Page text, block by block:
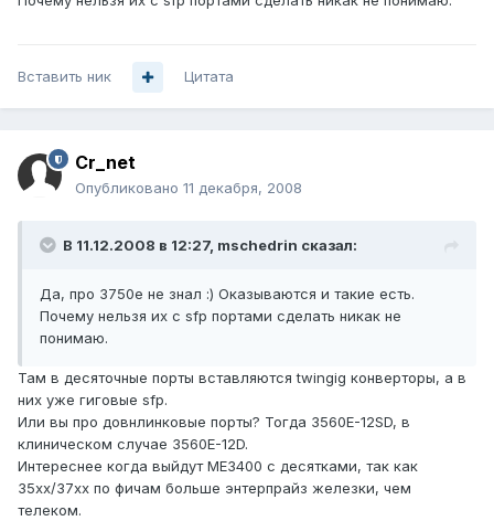
Вставить ник Цитата
Cr_net
Опубликовано 11 декабря, 2008
В 11.12.2008 в 12:27, mschedrin сказал:
Да, про 3750е не знал :) Оказываются и такие есть.
Почему нельзя их с sfp портами сделать никак не
понимаю.
Там в десяточные порты вставляются twingig конверторы, а в
них уже гиговые sfp.
Или вы про довнлинковые порты? Тогда 3560E-12SD, в
клиническом случае 3560E-12D.
Интереснее когда выйдут ME3400 c десятками, так как
35xx/37xx по фичам больше энтерпрайз железки, чем
телеком.